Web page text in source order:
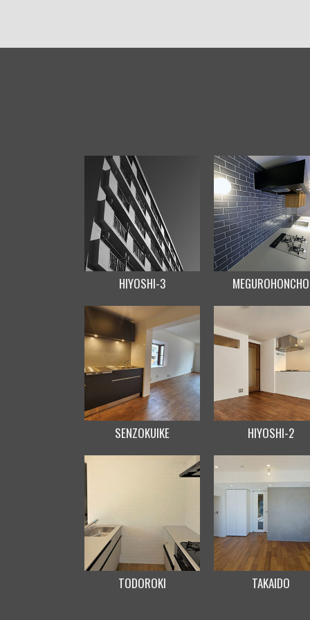
HIYOSHI-3 MEGUROHONCHO
SENZOKUIKE HIYOSHI-2
TODOROKI TAKAIDO